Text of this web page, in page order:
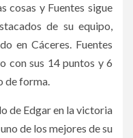
cosas y Fuentes sigue
de su equipo,
en Cáceres. Fuentes
con sus 14 puntos y 6
de forma.
de Edgar en la victoria
de los mejores de su